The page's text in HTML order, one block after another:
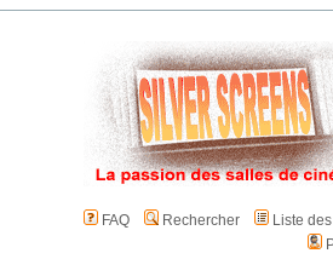
FAQ Rechercher
Liste